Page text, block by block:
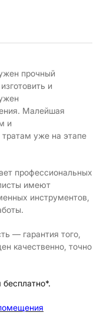
прочный
и
Малейшая
и
уже на этапе
профессиональных
имеют
инструментов,
— гарантия того,
качественно, точно